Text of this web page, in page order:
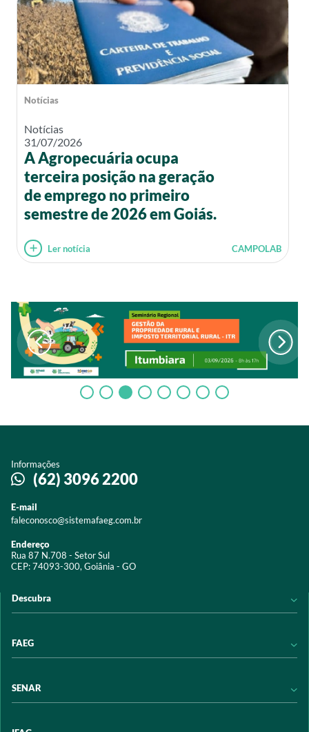
Notícias
Notícias
31/07/2026
A Agropecuária ocupa
terceira posição na geração
de emprego no primeiro
semestre de 2026 em Goiás.
Ler notícia CAMPOLAB
Informações
(62) 3096 2200
E-mail
faleconosco@sistemafaeg.com.br
Endereço
Rua 87 N.708 - Setor Sul
CEP: 74093-300, Goiânia - GO
Descubra
Acervo digital
Programas e Serviços
FAEG
Transparência
SENAR